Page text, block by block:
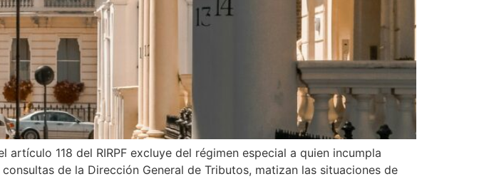
118 del RIRPF excluye del régimen especial a quien incumpla
de la Dirección General de Tributos, matizan las situaciones de